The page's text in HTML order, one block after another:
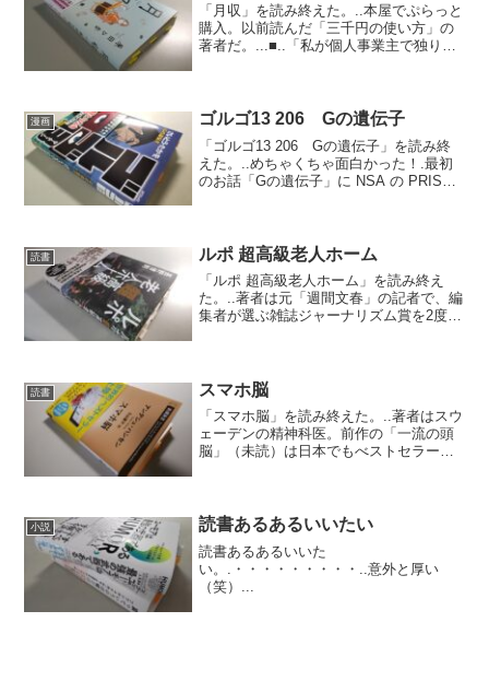
「月収」を読み終えた。..本屋でぷらっと
購入。以前読んだ「三千円の使い方」の
著者だ。...■..「私が個人事業主で独り者
年金...
漫画 ゴルゴ13 206 Gの遺伝子
「ゴルゴ13 206 Gの遺伝子」を読み終
えた。..めちゃくちゃ面白かった！.最初
のお話「Gの遺伝子」に NSA の PRISM
読書 ルポ 超高級老人ホーム
「ルポ 超高級老人ホーム」を読み終え
た。..著者は元「週間文春」の記者で、編
集者が選ぶ雑誌ジャーナリズム賞を2度受
ビのチャンネ...
読書 スマホ脳
「スマホ脳」を読み終えた。..著者はスウ
ェーデンの精神科医。前作の「一流の頭
脳」（未読）は日本でもべストセラーに
心理の弱いところ...
小説 読書あるあるいいたい
読書あるあるいいた
い。.・・・・・・・・・..意外と厚い
（笑）...